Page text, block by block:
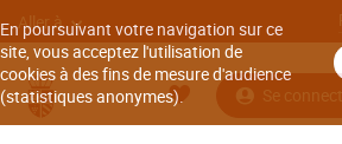
En poursuivant votre navigation sur ce
site, vous acceptez l'utilisation de
cookies à des fins de mesure d'audience
(statistiques anonymes).
Aller à
Se